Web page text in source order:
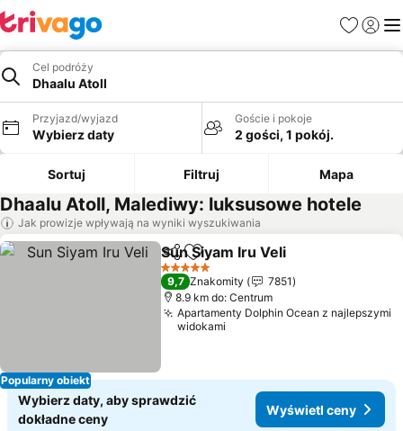
Ulubione
Cel podróży
Dhaalu Atoll
Przyjazd/wyjazd
Wybierz daty
Goście i pokoje
2 gości, 1 pokój.
Sortuj Filtruj Mapa
Dhaalu Atoll, Malediwy: luksusowe hotele
Jak prowizje wpływają na wyniki wyszukiwania
Popularny obiekt
Udostępnij
Dodaj do ulubionych
Sun Siyam Iru Veli
5 Kategoria
9,7 Znakomity
7851
8.9 km do: Centrum
Apartamenty Dolphin Ocean z najlepszymi
widokami
Wybierz daty, aby sprawdzić
dokładne ceny
Wyświetl ceny